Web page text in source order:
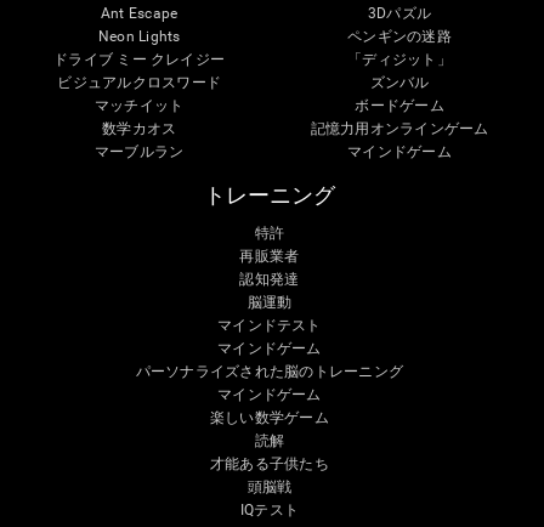
Ant Escape
Neon Lights
ドライブ ミー クレイジー
ビジュアルクロスワード
マッチイット
数学カオス
マーブルラン
3Dパズル
ペンギンの迷路
「ディジット」
ズンバル
ボードゲーム
記憶力用オンラインゲーム
マインドゲーム
トレーニング
特許
再販業者
認知発達
脳運動
マインドテスト
マインドゲーム
パーソナライズされた脳のトレーニング
マインドゲーム
楽しい数学ゲーム
読解
才能ある子供たち
頭脳戦
IQテスト